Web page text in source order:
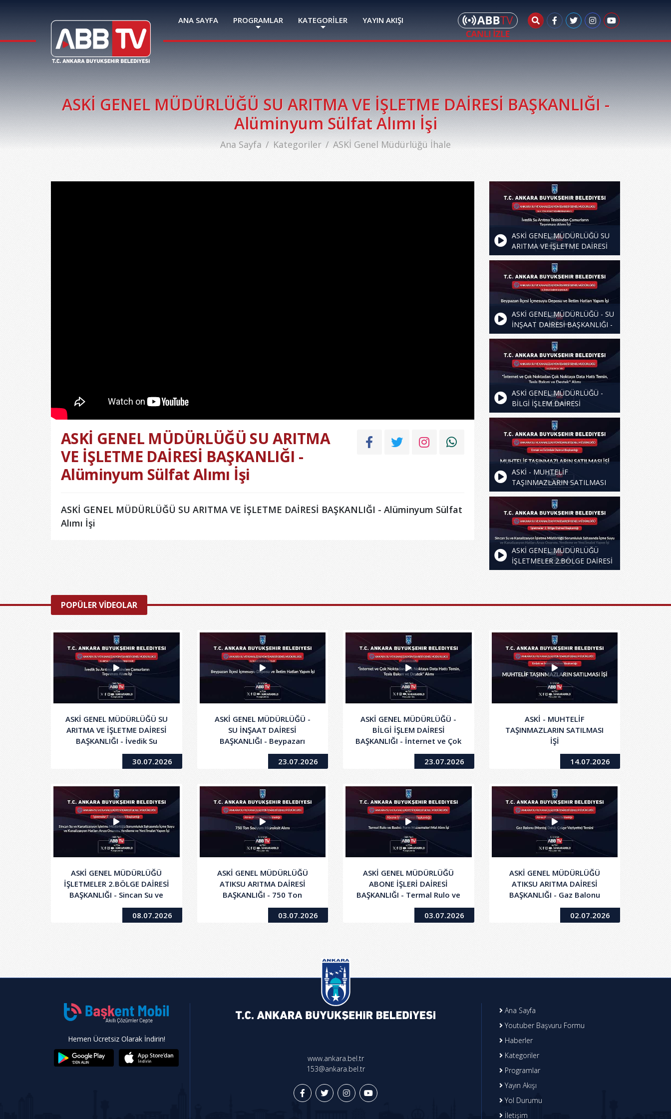
ANA SAYFA PROGRAMLAR KATEGORİLER YAYIN AKIŞI
ASKİ GENEL MÜDÜRLÜĞÜ SU ARITMA VE İŞLETME DAİRESİ BAŞKANLIĞI -
Alüminyum Sülfat Alımı İşi
Ana Sayfa Kategoriler ASKİ Genel Müdürlüğü İhale
ASKİ GENEL MÜDÜRLÜĞÜ SU ARITMA
VE İŞLETME DAİRESİ BAŞKANLIĞI -
Alüminyum Sülfat Alımı İşi
ASKİ GENEL MÜDÜRLÜĞÜ SU ARITMA VE İŞLETME DAİRESİ BAŞKANLIĞI - Alüminyum Sülfat
Alımı İşi
ASKİ GENEL MÜDÜRLÜĞÜ SU
ARITMA VE İŞLETME DAİRESİ
BAŞKANLIĞI - İvedik Su Arıtma
Tesisinden Çamurların
Taşınması Alımı İşi
ASKİ GENEL MÜDÜRLÜĞÜ - SU
İNŞAAT DAİRESİ BAŞKANLIĞI -
Beypazarı İlçesi İçmesuyu
Deposu ve İletim Hatları Yapım
İşi
ASKİ GENEL MÜDÜRLÜĞÜ -
BİLGİ İŞLEM DAİRESİ
BAŞKANLIĞI - İnternet ve Çok
Noktadan Çok Noktaya Data
Hattı Temin, Tesis Bakım ve
Destek Alımı
ASKİ - MUHTELİF
TAŞINMAZLARIN SATILMASI
İŞİ
ASKİ GENEL MÜDÜRLÜĞÜ
İŞLETMELER 2.BÖLGE DAİRESİ
BAŞKANLIĞI - Sincan Su ve
Sahasında İçme Suyu ve
İmalat Yapım İşi
POPÜLER VİDEOLAR
ASKİ GENEL MÜDÜRLÜĞÜ SU
ARITMA VE İŞLETME DAİRESİ
BAŞKANLIĞI - İvedik Su
Arıtma Tesisinden
Çamurların Taşınması Alımı
30.07.2026
ASKİ GENEL MÜDÜRLÜĞÜ -
SU İNŞAAT DAİRESİ
BAŞKANLIĞI - Beypazarı
İlçesi İçmesuyu Deposu ve
İletim Hatları Yapım İşi
23.07.2026
ASKİ GENEL MÜDÜRLÜĞÜ -
BİLGİ İŞLEM DAİRESİ
BAŞKANLIĞI - İnternet ve Çok
Noktadan Çok Noktaya Data
Hattı Temin, Tesis Bakım ve
23.07.2026
ASKİ - MUHTELİF
TAŞINMAZLARIN SATILMASI
İŞİ
14.07.2026
ASKİ GENEL MÜDÜRLÜĞÜ
İŞLETMELER 2.BÖLGE DAİRESİ
BAŞKANLIĞI - Sincan Su ve
Kanalizasyon İşletme
Müdürlüğü Sorumluluk
08.07.2026
ASKİ GENEL MÜDÜRLÜĞÜ
ATIKSU ARITMA DAİRESİ
BAŞKANLIĞI - 750 Ton
Sodyum Hidroksit Alımı
03.07.2026
ASKİ GENEL MÜDÜRLÜĞÜ
ABONE İŞLERİ DAİRESİ
BAŞKANLIĞI - Termal Rulo ve
Baskılı Form Malzemeleri Mal
03.07.2026
ASKİ GENEL MÜDÜRLÜĞÜ
ATIKSU ARITMA DAİRESİ
BAŞKANLIĞI - Gaz Balonu
(Montaj Dahil; Çalışır
Vaziyette) Temini02.07.2026
Hemen Ücretsiz Olarak İndirin!
www.ankara.bel.tr
153@ankara.bel.tr
Ana Sayfa
Youtuber Başvuru Formu
Haberler
Kategoriler
Programlar
Yayın Akışı
Yol Durumu
İletişim